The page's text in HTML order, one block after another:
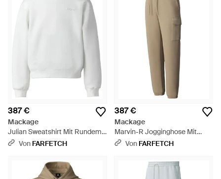
387 €
Mackage
Julian Sweatshirt Mit Rundem
Ausschnitt - Weiß
Von FARFETCH
387 €
Mackage
Marvin-R Jogginghose Mit
Aufgesetzten Taschen - Natur
Von FARFETCH